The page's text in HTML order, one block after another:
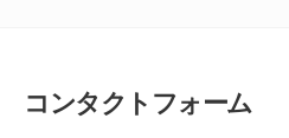
コンタクトフォーム